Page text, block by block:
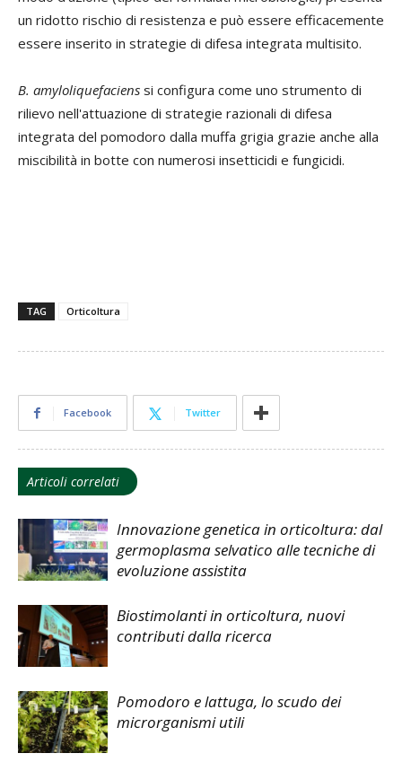
un ridotto rischio di resistenza e può essere efficacemente
essere inserito in strategie di difesa integrata multisito.
B. amyloliquefaciens si configura come uno strumento di
rilievo nell'attuazione di strategie razionali di difesa
integrata del pomodoro dalla muffa grigia grazie anche alla
miscibilità in botte con numerosi insetticidi e fungicidi.
TAG Orticoltura
Facebook Twitter
Articoli correlati
Innovazione genetica in orticoltura: dal
germoplasma selvatico alle tecniche di
evoluzione assistita
Biostimolanti in orticoltura, nuovi
contributi dalla ricerca
Pomodoro e lattuga, lo scudo dei
microrganismi utili